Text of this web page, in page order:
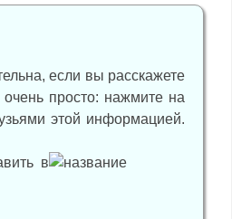
если вы расскажете
просто: нажмите на
этой информацией.
в